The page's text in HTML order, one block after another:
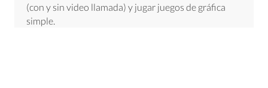
(con y sin video llamada) y jugar juegos de gráfica
simple.